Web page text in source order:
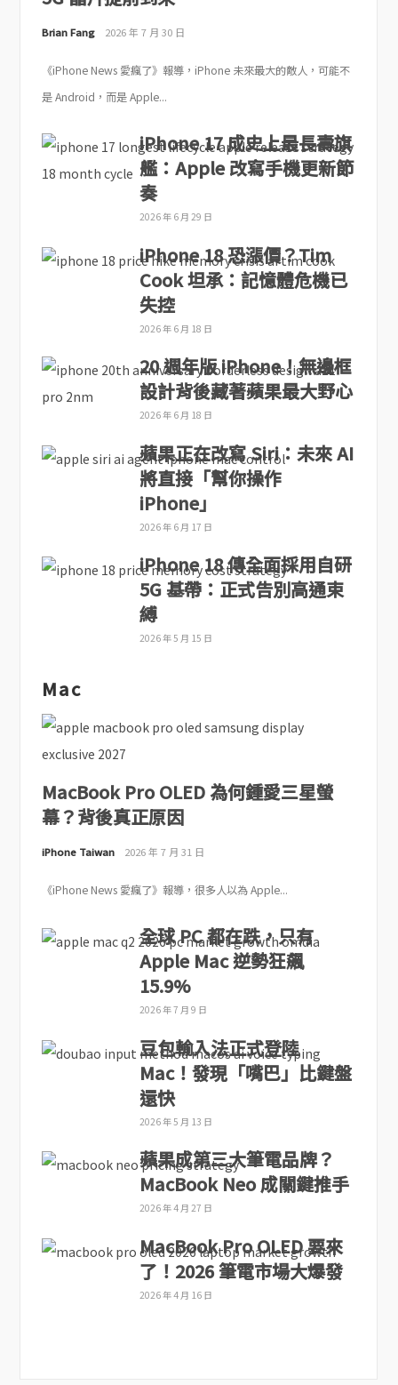
Brian Fang 2026 年 7 月 30 日
《iPhone News 愛瘋了》報導，iPhone 未來最大的敵人，可能不
是 Android，而是 Apple...
iPhone 17 成史上最長壽旗
艦：Apple 改寫手機更新節
奏
2026 年 6 月 29 日
iPhone 18 恐漲價？Tim
Cook 坦承：記憶體危機已
失控
2026 年 6 月 18 日
20 週年版 iPhone！無邊框
設計背後藏著蘋果最大野心
2026 年 6 月 18 日
蘋果正在改寫 Siri：未來 AI
將直接「幫你操作
iPhone」
2026 年 6 月 17 日
iPhone 18 傳全面採用自研
5G 基帶：正式告別高通束
縛
2026 年 5 月 15 日
Mac
MacBook Pro OLED 為何鍾愛三星螢
幕？背後真正原因
iPhone Taiwan 2026 年 7 月 31 日
《iPhone News 愛瘋了》報導，很多人以為 Apple...
全球 PC 都在跌，只有
Apple Mac 逆勢狂飆
15.9%
2026 年 7 月 9 日
豆包輸入法正式登陸
Mac！發現「嘴巴」比鍵盤
還快
2026 年 5 月 13 日
蘋果成第三大筆電品牌？
MacBook Neo 成關鍵推手
2026 年 4 月 27 日
MacBook Pro OLED 要來
了！2026 筆電市場大爆發
2026 年 4 月 16 日